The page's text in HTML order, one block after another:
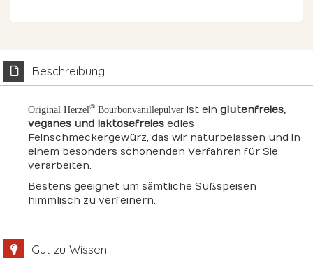
Beschreibung
Original Herzel® Bourbonvanillepulver ist ein glutenfreies,
veganes und laktosefreies edles
Feinschmeckergewürz, das wir naturbelassen und in
einem besonders schonenden Verfahren für Sie
verarbeiten.
Bestens geeignet um sämtliche Süßspeisen
himmlisch zu verfeinern.
Gut zu Wissen